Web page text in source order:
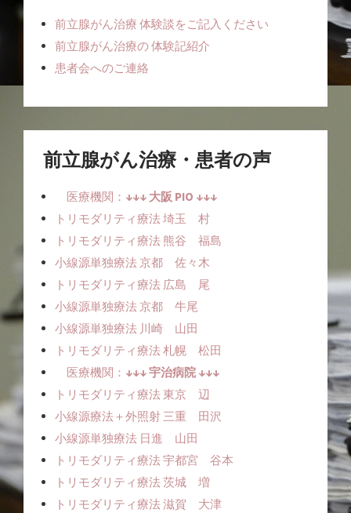
前立腺がん治療 体験談をご記入ください
前立腺がん治療の 体験記紹介
患者会へのご連絡
前立腺がん治療・患者の声
医療機関： ↓↓↓ 大阪 PIO ↓↓↓
トリモダリティ療法 埼玉 村
トリモダリティ療法 熊谷 福島
小線源単独療法ㅤ 京都 佐々木
トリモダリティ療法 広島 尾
小線源単独療法ㅤㅤ 京都 牛尾
小線源単独療法ㅤㅤ 川崎 山田
トリモダリティ療法 札幌 松田
医療機関： ↓↓↓ 宇治病院 ↓↓↓
トリモダリティ療法 東京 辺
小線源療法＋外照射 三重 田沢
小線源単独療法ㅤㅤ 日進 山田
トリモダリティ療法 宇都宮 谷本
トリモダリティ療法 茨城 増
トリモダリティ療法 滋賀 大津